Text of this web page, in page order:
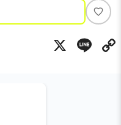
い
ね
X